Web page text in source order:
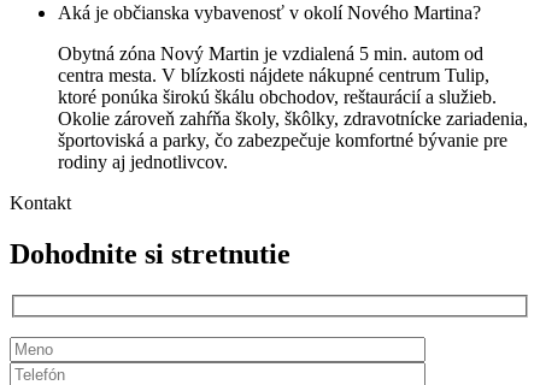
Aká je občianska vybavenosť v okolí Nového Martina?
Obytná zóna Nový Martin je vzdialená 5 min. autom od
centra mesta. V blízkosti nájdete nákupné centrum Tulip,
ktoré ponúka širokú škálu obchodov, reštaurácií a služieb.
Okolie zároveň zahŕňa školy, škôlky, zdravotnícke zariadenia,
športoviská a parky, čo zabezpečuje komfortné bývanie pre
rodiny aj jednotlivcov.
Kontakt
Dohodnite si stretnutie